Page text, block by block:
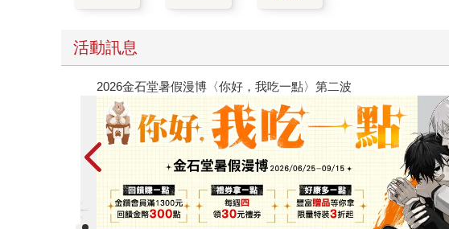
活動訊息
春光ｘ奇幻基地｜全書系展